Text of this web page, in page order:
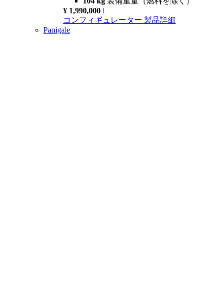
¥ 1,990,000 i
コンフィギュレーター 製品詳細
Panigale